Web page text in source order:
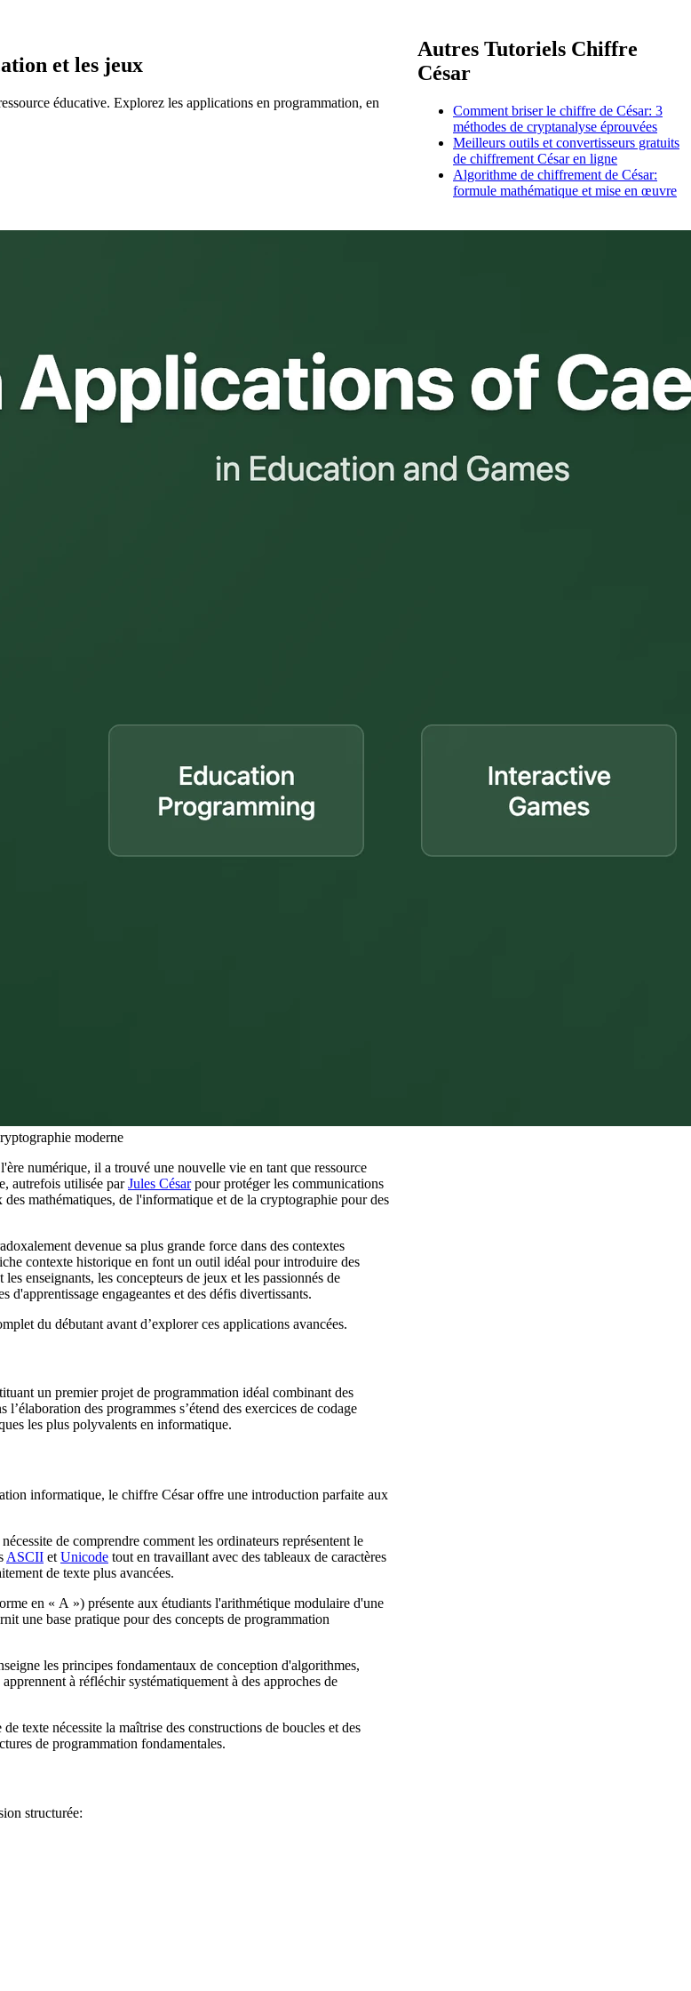
et les jeux
éducative. Explorez les applications en programmation, en
moderne
numérique, il a trouvé une nouvelle vie en tant que ressource
autrefois utilisée parJules Césarpour protéger les communications
mathématiques, de l'informatique et de la cryptographie pour des
devenue sa plus grande force dans des contextes
contexte historique en font un outil idéal pour introduire des
enseignants, les concepteurs de jeux et les passionnés de
engageantes et des défis divertissants.
du débutant avant d’explorer ces applications avancées.
un premier projet de programmation idéal combinant des
des programmes s’étend des exercices de codage
les plus polyvalents en informatique.
informatique, le chiffre César offre une introduction parfaite aux
de comprendre comment les ordinateurs représentent le
ASCII et Unicode tout en travaillant avec des tableaux de caractères
de texte plus avancées.
en « A ») présente aux étudiants l'arithmétique modulaire d'une
une base pratique pour des concepts de programmation
les principes fondamentaux de conception d'algorithmes,
à réfléchir systématiquement à des approches de
texte nécessite la maîtrise des constructions de boucles et des
de programmation fondamentales.
structurée:
Autres Tutoriels Chiffre
César
Comment briser le chiffre de César: 3
méthodes de cryptanalyse éprouvées
Meilleurs outils et convertisseurs gratuits
de chiffrement César en ligne
Algorithme de chiffrement de César:
formule mathématique et mise en œuvre